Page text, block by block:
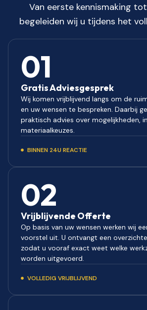
Van eerste kennismaking
begeleiden wij u tijdens het
01
Gratis Adviesgesprek
Wij komen vrijblijvend langs om de
en uw wensen te bespreken. Daarbij
praktisch advies over mogelijkheden,
materiaalkeuzes.
BINNEN 24U REACTIE
02
Vrijblijvende Offerte
Op basis van uw wensen werken wij
voorstel uit. U ontvangt een
zodat u vooraf exact weet welke
worden uitgevoerd.
VOLLEDIG VRIJBLIJVEND